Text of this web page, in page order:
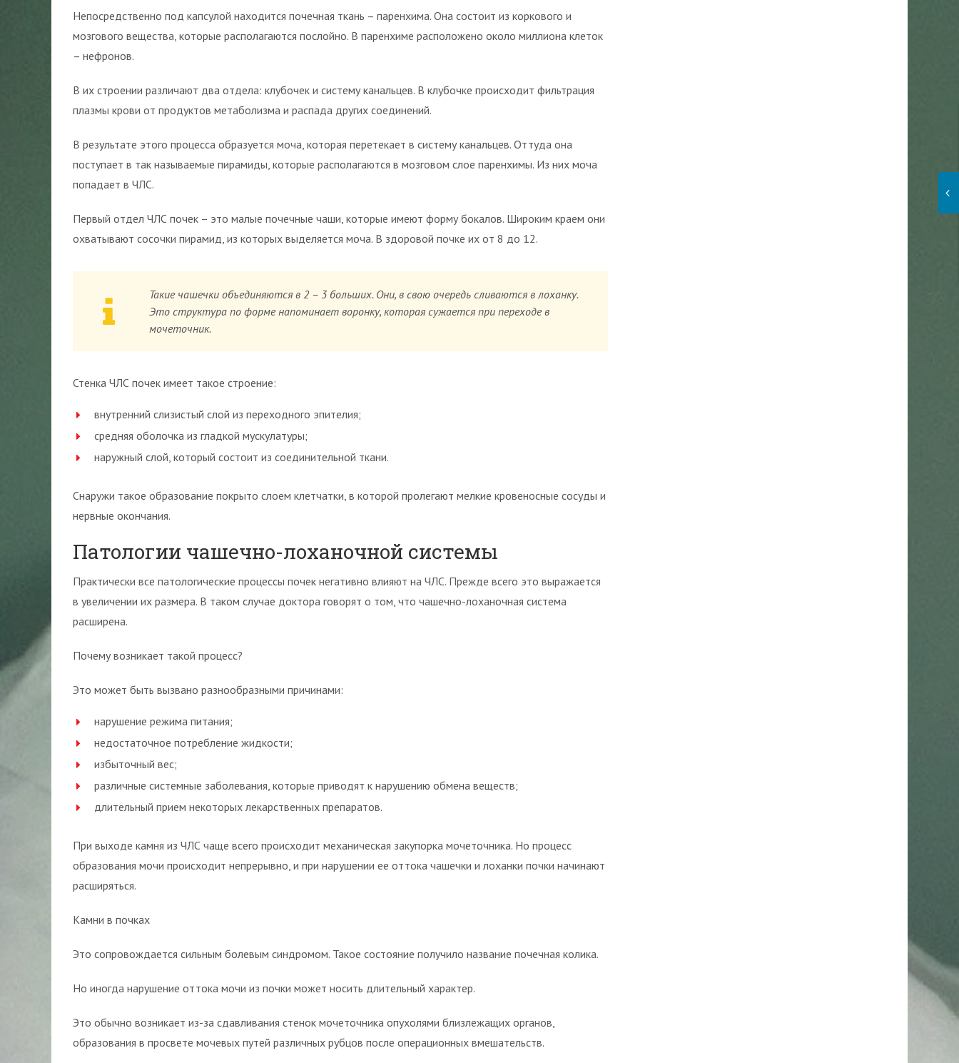
Непосредственно под капсулой находится почечная ткань – паренхима. Она состоит из коркового и
мозгового вещества, которые располагаются послойно. В паренхиме расположено около миллиона клеток
– нефронов.
В их строении различают два отдела: клубочек и систему канальцев. В клубочке происходит фильтрация
плазмы крови от продуктов метаболизма и распада других соединений.
В результате этого процесса образуется моча, которая перетекает в систему канальцев. Оттуда она
поступает в так называемые пирамиды, которые располагаются в мозговом слое паренхимы. Из них моча
попадает в ЧЛС.
Первый отдел ЧЛС почек – это малые почечные чаши, которые имеют форму бокалов. Широким краем они
охватывают сосочки пирамид, из которых выделяется моча. В здоровой почке их от 8 до 12.
Такие чашечки объединяются в 2 – 3 больших. Они, в свою очередь сливаются в лоханку.
Это структура по форме напоминает воронку, которая сужается при переходе в
мочеточник.
Стенка ЧЛС почек имеет такое строение:
внутренний слизистый слой из переходного эпителия;
средняя оболочка из гладкой мускулатуры;
наружный слой, который состоит из соединительной ткани.
Снаружи такое образование покрыто слоем клетчатки, в которой пролегают мелкие кровеносные сосуды и
нервные окончания.
Патологии чашечно-лоханочной системы
Практически все патологические процессы почек негативно влияют на ЧЛС. Прежде всего это выражается
в увеличении их размера. В таком случае доктора говорят о том, что чашечно-лоханочная система
расширена.
Почему возникает такой процесс?
Это может быть вызвано разнообразными причинами:
нарушение режима питания;
недостаточное потребление жидкости;
избыточный вес;
различные системные заболевания, которые приводят к нарушению обмена веществ;
длительный прием некоторых лекарственных препаратов.
При выходе камня из ЧЛС чаще всего происходит механическая закупорка мочеточника. Но процесс
образования мочи происходит непрерывно, и при нарушении ее оттока чашечки и лоханки почки начинают
расширяться.
Камни в почках
Это сопровождается сильным болевым синдромом. Такое состояние получило название почечная колика.
Но иногда нарушение оттока мочи из почки может носить длительный характер.
Это обычно возникает из-за сдавливания стенок мочеточника опухолями близлежащих органов,
образования в просвете мочевых путей различных рубцов после операционных вмешательств.